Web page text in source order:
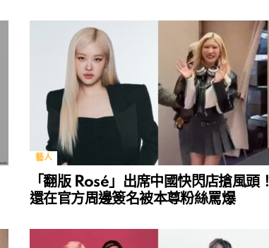
藝人
「翻版 Rosé」出席中國快閃店搶風頭！
還在官方周邊簽名被本尊粉絲罵爆